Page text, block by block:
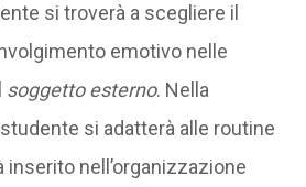
si troverà a scegliere il
emotivo nelle
soggetto esterno. Nella
si adatterà alle routine
inserito nell’organizzazione